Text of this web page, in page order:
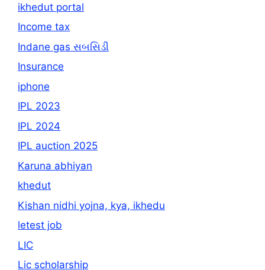
ikhedut portal
Income tax
Indane gas સબસિડી
Insurance
iphone
IPL 2023
IPL 2024
IPL auction 2025
Karuna abhiyan
khedut
Kishan nidhi yojna, kya, ikhedu
letest job
LIC
Lic scholarship